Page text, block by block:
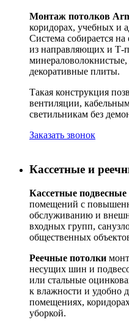
Монтаж потолков
коридорах, учебных и
Система собирается
из направляющих и Т-
минераловолокнистые,
декоративные плиты.
Такая конструкция
вентиляции,
светильникам без
Заказать звонок
Кассетные и
Кассетные подвесные
помещений с
обслуживанию и
входных групп,
общественных
Реечные потолки
несущих шин и
или стальные
к влажности и удобно
помещениях,
уборкой.